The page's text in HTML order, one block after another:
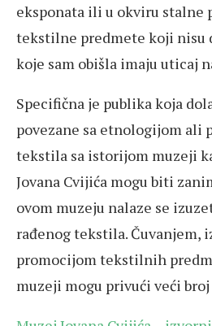
eksponata ili u okviru stalne
tekstilne predmete koji nisu
koje sam obišla imaju uticaj
Specifična je publika koja
povezane sa etnologijom ali
tekstila sa istorijom muzeji
Jovana Cvijića mogu biti
ovom muzeju nalaze se
rađenog tekstila. Čuvanjem,
promocijom tekstilnih
muzeji mogu privući veći